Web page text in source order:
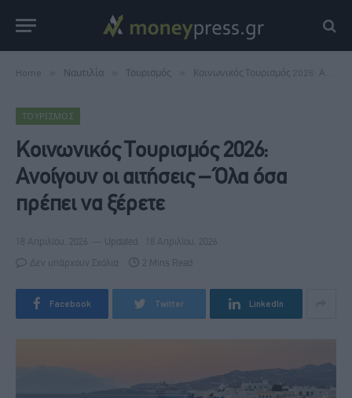
Home Ναυτιλία Τουρισμός Κοινωνικός Τουρισμός 2026: Ανοίγουν οι αιτήσεις – Όλα όσα πρέπει να ξέρετε
ΤΟΥΡΙΣΜΌΣ
Κοινωνικός Τουρισμός 2026:
Ανοίγουν οι αιτήσεις – Όλα όσα
πρέπει να ξέρετε
18 Απριλίου, 2026 Updated: 18 Απριλίου, 2026
Δεν υπάρχουν Σχόλια 2 Mins Read
Facebook Twitter LinkedIn